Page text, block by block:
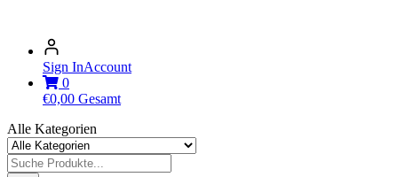
Sign InAccount
0
€0,00 Gesamt
Alle Kategorien